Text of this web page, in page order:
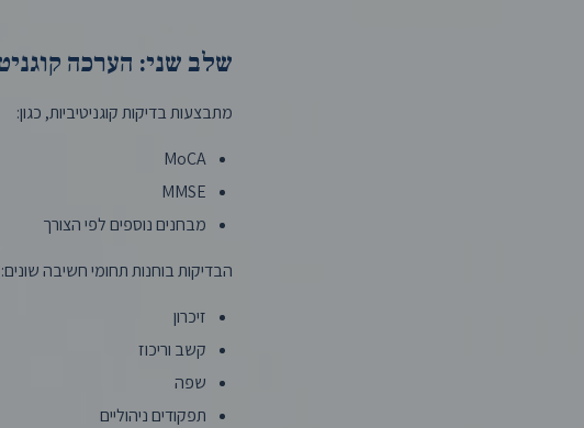
שלב שני: הערכה
מתבצעות בדיקות קוגניטיביות, כגון:
MoCA
MMSE
מבחנים נוספים לפי הצורך
הבדיקות בוחנות תחומי חשיבה שונים:
זיכרון
קשב וריכוז
שפה
תפקודים ניהוליים